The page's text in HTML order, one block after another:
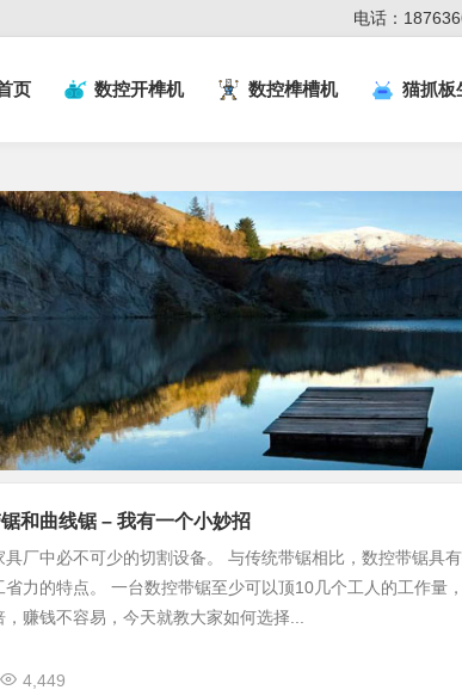
电话：
页 数控开榫机 数控榫槽机 猫抓板
和曲线锯 – 我有一个小妙招
厂中必不可少的切割设备。 与传统带锯相比，数控带锯具有
省力的特点。 一台数控带锯至少可以顶10几个工人的工作量
赚钱不容易，今天就教大家如何选择...
4,449